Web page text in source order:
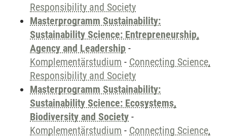
Responsibility and Society
Masterprogramm Sustainability:
Sustainability Science: Entrepreneurship,
Agency and Leadership -
Komplementärstudium - Connecting Science,
Responsibility and Society
Masterprogramm Sustainability:
Sustainability Science: Ecosystems,
Biodiversity and Society -
Komplementärstudium - Connecting Science,